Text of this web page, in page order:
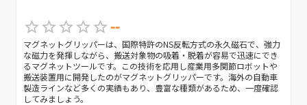
--
マグネットグリッパーは、国際特許のNS反転方式の永久磁石で、強力
な磁力を発揮しながら、搬送対象物の吸着・脱着が容易で迅速にでき
るマグネットツールです。この技術を応用し産業用多関節ロボットや
搬送装置用に開発したのがマグネットグリッパーです。海外の自動車
製造ラインなど多くの実績もあり、豊富な種類があるため、一度確認
してみましょう。